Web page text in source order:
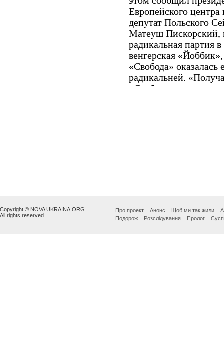
Copyright © NOVA UKRAINA.ORG
All rights reserved.
Про проект Анонс Щоб ми так жили
Подорож
Розслідування Пролог